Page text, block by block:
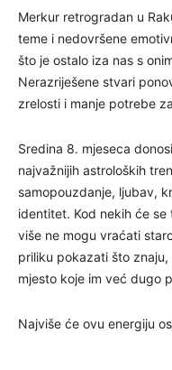
Merkur retrogradan u
teme i nedovršene
što je ostalo iza nas s
Nerazriješene stvari
zrelosti i manje potrebe
Sredina 8. mjeseca
najvažnijih astroloških
samopouzdanje, ljubav,
identitet. Kod nekih će
više ne mogu vraćati
priliku pokazati što
mjesto koje im već dugo
Najviše će ovu energiju